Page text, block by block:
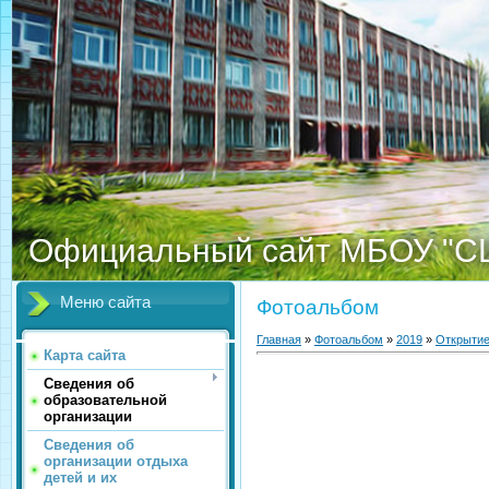
Официальный сайт МБОУ
Меню сайта
Карта сайта
Сведения об
образовательной
организации
Сведения об
организации отдыха
детей и их
Фотоальбом
Главная » Фотоальбом » 2019 »